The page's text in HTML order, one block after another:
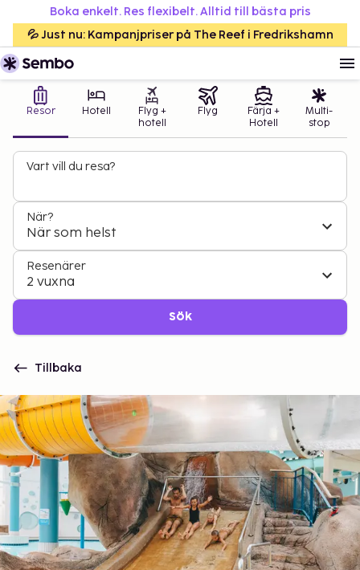
Boka enkelt. Res flexibelt. Alltid till bästa pris
💦 Just nu: Kampanjpriser på The Reef i Fredrikshamn
Resor Hotell
Flyg +
hotell
Flyg
Färja +
Hotell
Multi-
stop
Vart vill du resa?
När?
När som helst
Resenärer
2 vuxna
Sök
Tillbaka